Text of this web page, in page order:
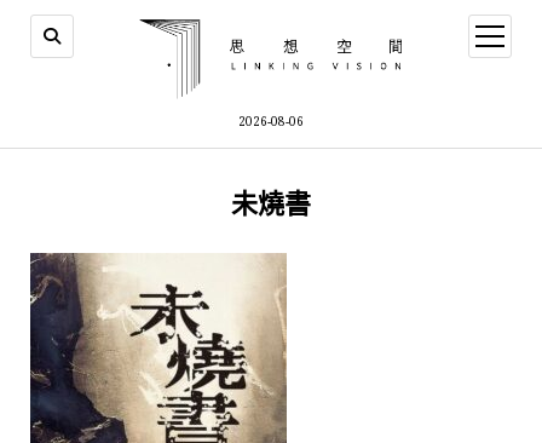
2026-08-06
open
menu
未燒書